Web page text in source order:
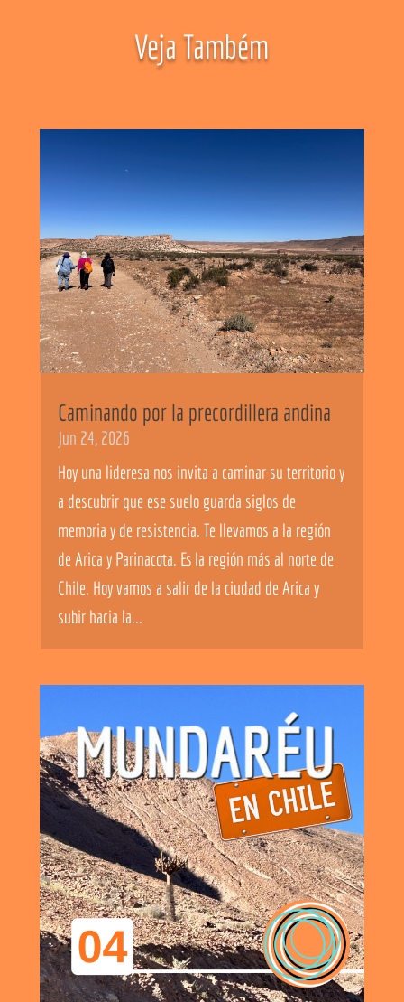
Veja Também
Caminando por la precordillera andina
Jun 24, 2026
Hoy una lideresa nos invita a caminar su territorio y
a descubrir que ese suelo guarda siglos de
memoria y de resistencia. Te llevamos a la región
de Arica y Parinacota. Es la región más al norte de
Chile. Hoy vamos a salir de la ciudad de Arica y
subir hacia la...